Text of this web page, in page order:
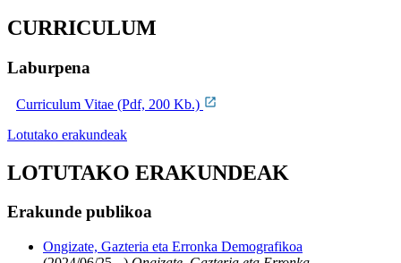
CURRICULUM
Laburpena
Curriculum Vitae (Pdf, 200 Kb.)
Lotutako erakundeak
LOTUTAKO ERAKUNDEAK
Erakunde publikoa
Ongizate, Gazteria eta Erronka Demografikoa